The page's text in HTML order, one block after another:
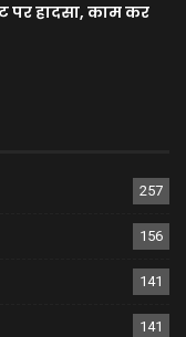
पर हादसा, काम कर
257
156
141
141